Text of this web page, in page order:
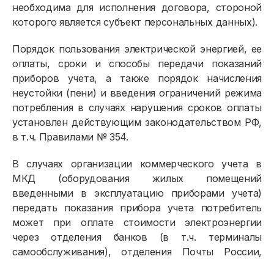
необходима для исполнения договора, стороной
которого является субъект персональных данных).
Порядок пользования электрической энергией, ее
оплаты, сроки и способы передачи показаний
приборов учета, а также порядок начисления
неустойки (пени) и введения ограничений режима
потребления в случаях нарушения сроков оплаты
установлен действующим законодательством РФ,
в т.ч. Правилами № 354.
В случаях организации коммерческого учета в
МКД (оборудования жилых помещений
введенными в эксплуатацию приборами учета)
передать показания прибора учета потребитель
может при оплате стоимости электроэнергии
через отделения банков (в т.ч. терминалы
самообслуживания), отделения Почты России,